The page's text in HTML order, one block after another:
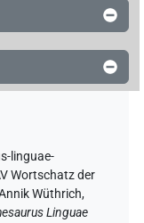
linguae-
Wortschatz der
Wüthrich,
Linguae